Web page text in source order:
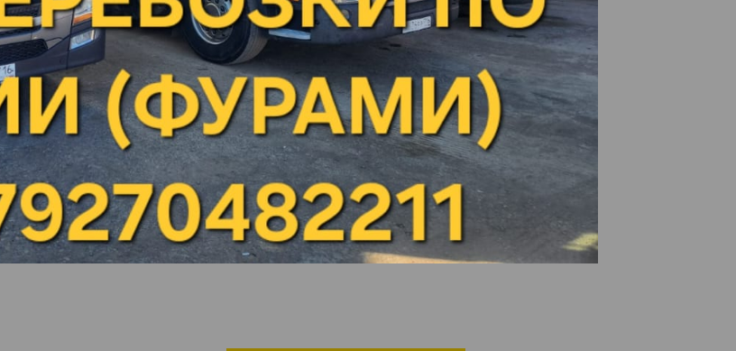
Подольск
Подосинки
Подымалово
Покачи
Полевской
Почеп
Починки
Псков
Пугачев
Ромоданово
Рыбинск
Чебоксары
Чекалино
Челябинск
Чернушка
Шубино
Шумерля
Энгельс
Южноуральск
Юнгапоси
Янаул
Ярославль